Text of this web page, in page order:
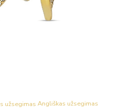
Angliškas užsegimas